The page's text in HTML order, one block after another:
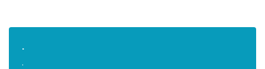
.
.